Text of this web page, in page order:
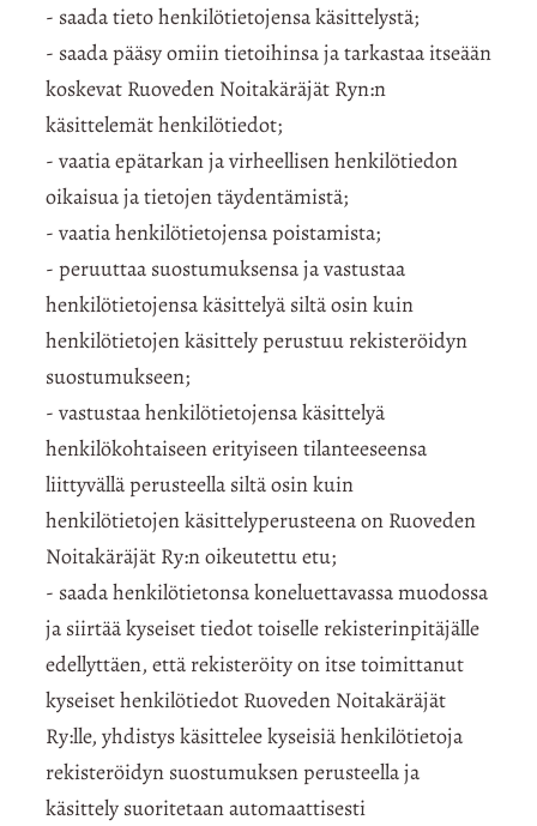
- saada tieto henkilötietojensa käsittelystä;
- saada pääsy omiin tietoihinsa ja tarkastaa itseään
koskevat Ruoveden Noitakäräjät Ryn:n
käsittelemät henkilötiedot;
- vaatia epätarkan ja virheellisen henkilötiedon
oikaisua ja tietojen täydentämistä;
- vaatia henkilötietojensa poistamista;
- peruuttaa suostumuksensa ja vastustaa
henkilötietojensa käsittelyä siltä osin kuin
henkilötietojen käsittely perustuu rekisteröidyn
suostumukseen;
- vastustaa henkilötietojensa käsittelyä
henkilökohtaiseen erityiseen tilanteeseensa
liittyvällä perusteella siltä osin kuin
henkilötietojen käsittelyperusteena on Ruoveden
Noitakäräjät Ry:n oikeutettu etu;
- saada henkilötietonsa koneluettavassa muodossa
ja siirtää kyseiset tiedot toiselle rekisterinpitäjälle
edellyttäen, että rekisteröity on itse toimittanut
kyseiset henkilötiedot Ruoveden Noitakäräjät
Ry:lle, yhdistys käsittelee kyseisiä henkilötietoja
rekisteröidyn suostumuksen perusteella ja
käsittely suoritetaan automaattisesti